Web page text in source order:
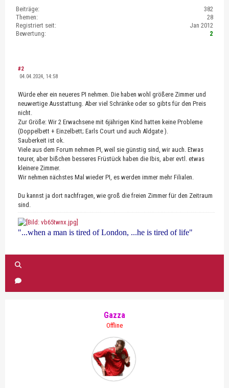
Beiträge:
382
Themen:
28
Registriert seit:
Jan 2012
Bewertung:
2
#2
04.04.2024, 14:58
Würde eher ein neueres PI nehmen. Die haben wohl größere Zimmer und
neuwertige Ausstattung. Aber viel Schränke oder so gibts für den Preis
nicht.
Zur Größe: Wir 2 Erwachsene mit 6jährigen Kind hatten keine Probleme
(Doppelbett + Einzelbett; Earls Court und auch Aldgate ).
Sauberkeit ist ok.
Viele aus dem Forum nehmen PI, weil sie günstig sind, wir auch. Etwas
teurer, aber bißchen besseres Früstück haben die Ibis, aber evtl. etwas
kleinere Zimmer.
Wir nehmen nächstes Mal wieder PI, es werden immer mehr Filialen.
Du kannst ja dort nachfragen, wie groß die freien Zimmer für den Zeitraum
sind.
"...when a man is tired of London, ...he is tired of life"
Gazza
Offline